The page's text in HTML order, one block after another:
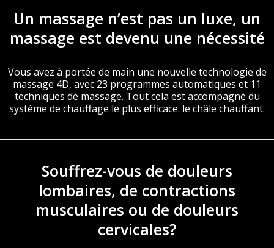
Un massage n’est pas un luxe, un
massage est devenu une nécessité
Vous avez à portée de main une nouvelle technologie de
massage 4D, avec 23 programmes automatiques et 11
techniques de massage. Tout cela est accompagné du
système de chauffage le plus efficace: le châle chauffant.
Souffrez-vous de douleurs
lombaires, de contractions
musculaires ou de douleurs
cervicales?